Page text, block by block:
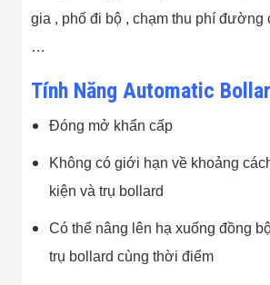
gia , phố đi bộ , chạm thu phí đường
…
Tính Năng Automatic
Đóng mở khẩn cấp
Không có giới hạn về khoảng
kiện và trụ bollard
Có thể nâng lên hạ xuống đồng
trụ bollard cùng thời điểm